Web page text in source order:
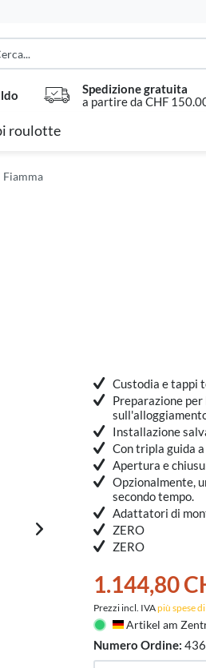
Spedizione gratuita
a partire da CHF
roulotte
Fiamma
Custodia e tappi
Preparazione
Installazione
Con tripla guida
Apertura e
Opzionalmente,
secondo tempo.
Adattatori di
ZERO
ZERO
1.144,80
Prezzi incl. IVApiù spese
Deutschland
Artikel am
Numero Ordine: